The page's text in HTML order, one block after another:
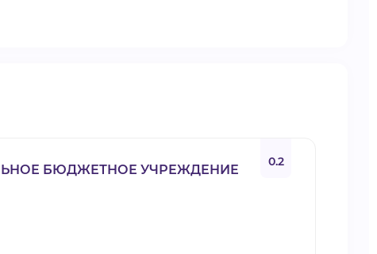
0.2
БЮДЖЕТНОЕ УЧРЕЖДЕНИЕ